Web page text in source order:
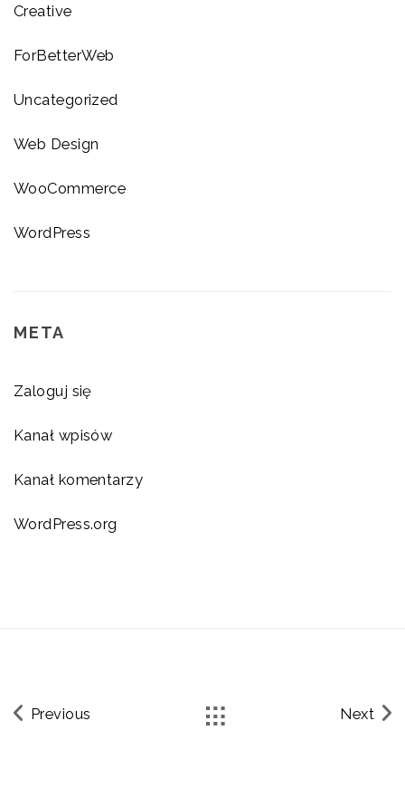
Creative
ForBetterWeb
Uncategorized
Web Design
WooCommerce
WordPress
META
Zaloguj się
Kanał wpisów
Kanał komentarzy
WordPress.org
Previous Next